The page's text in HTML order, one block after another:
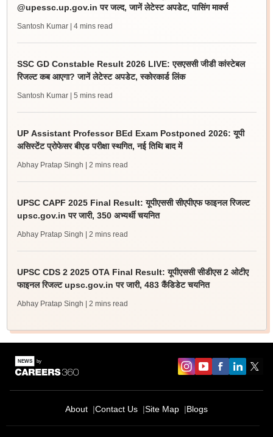
@upessc.up.gov.in पर जल्द, जानें लेटेस्ट अपडेट, पासिंग मार्क्स
Santosh Kumar | 4 mins read
SSC GD Constable Result 2026 LIVE: एसएससी जीडी कांस्टेबल
रिजल्ट कब आएगा? जानें लेटेस्ट अपडेट, स्कोरकार्ड लिंक
Santosh Kumar | 5 mins read
UP Assistant Professor BEd Exam Postponed 2026: यूपी
असिस्टेंट प्रोफेसर बीएड परीक्षा स्थगित, नई तिथि बाद में
Abhay Pratap Singh | 2 mins read
UPSC CAPF 2025 Final Result: यूपीएससी सीएपीएफ फाइनल रिजल्ट
upsc.gov.in पर जारी, 350 अभ्यर्थी चयनित
Abhay Pratap Singh | 2 mins read
UPSC CDS 2 2025 OTA Final Result: यूपीएससी सीडीएस 2 ओटीए
फाइनल रिजल्ट upsc.gov.in पर जारी, 483 कैंडिडेट चयनित
Abhay Pratap Singh | 2 mins read
About Contact Us Site Map Blogs